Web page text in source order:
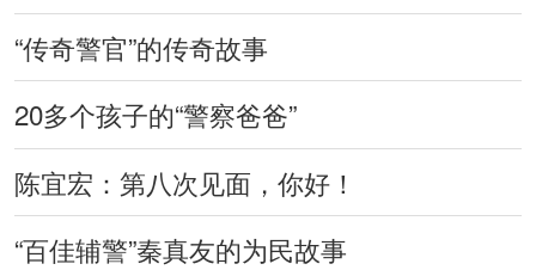
“传奇警官”的传奇故事
20多个孩子的“警察爸爸”
陈宜宏：第八次见面，你好！
“百佳辅警”秦真友的为民故事